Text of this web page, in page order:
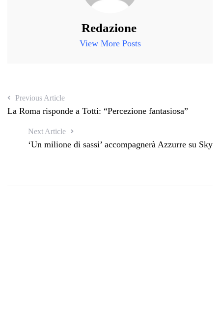
Redazione
View More Posts
Previous Article
La Roma risponde a Totti: “Percezione fantasiosa”
Next Article
‘Un milione di sassi’ accompagnerà Azzurre su Sky